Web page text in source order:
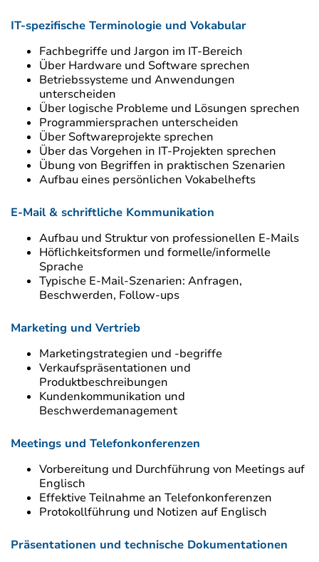
IT-spezifische Terminologie und Vokabular
Fachbegriffe und Jargon im IT-Bereich
Über Hardware und Software sprechen
Betriebssysteme und Anwendungen
unterscheiden
Über logische Probleme und Lösungen sprechen
Programmiersprachen unterscheiden
Über Softwareprojekte sprechen
Über das Vorgehen in IT-Projekten sprechen
Übung von Begriffen in praktischen Szenarien
Aufbau eines persönlichen Vokabelhefts
E-Mail & schriftliche Kommunikation
Aufbau und Struktur von professionellen E-Mails
Höflichkeitsformen und formelle/informelle
Sprache
Typische E-Mail-Szenarien: Anfragen,
Beschwerden, Follow-ups
Marketing und Vertrieb
Marketingstrategien und -begriffe
Verkaufspräsentationen und
Produktbeschreibungen
Kundenkommunikation und
Beschwerdemanagement
Meetings und Telefonkonferenzen
Vorbereitung und Durchführung von Meetings auf
Englisch
Effektive Teilnahme an Telefonkonferenzen
Protokollführung und Notizen auf Englisch
Präsentationen und technische Dokumentationen